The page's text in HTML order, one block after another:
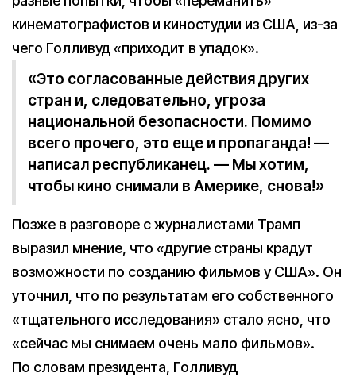
кинематографистов и киностудии из США, из-за
чего Голливуд «приходит в упадок».
«Это согласованные действия других
стран и, следовательно, угроза
национальной безопасности. Помимо
всего прочего, это еще и пропаганда! —
написал республиканец. — Мы хотим,
чтобы кино снимали в Америке, снова!»
Позже в разговоре с журналистами Трамп
выразил мнение, что «другие страны крадут
возможности по созданию фильмов у США». Он
уточнил, что по результатам его собственного
«тщательного исследования» стало ясно, что
«сейчас мы снимаем очень мало фильмов».
По словам президента, Голливуд